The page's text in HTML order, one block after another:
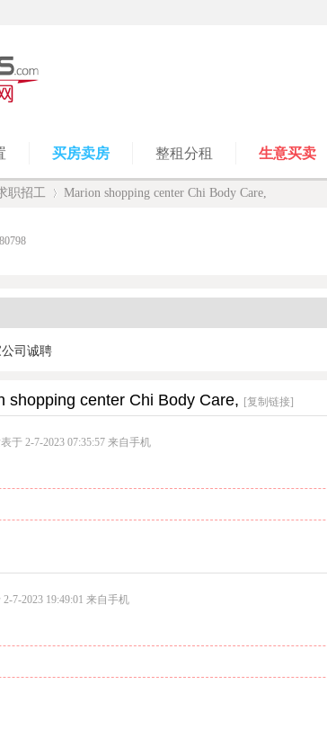
买房卖房 整租分租 生意买卖
职招工 Marion shopping center Chi Body Care,
80798
司诚聘
shopping center Chi Body Care, [复制链接]
于 2-7-2023 07:35:57 来自手机
7-2023 19:49:01 来自手机